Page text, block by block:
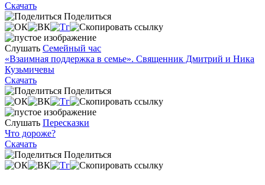
Скачать
Поделиться
Слушать Семейный час
«Взаимная поддержка в семье». Священник Дмитрий и Ника
Кузьмичевы
Скачать
Поделиться
Слушать Пересказки
Что дороже?
Скачать
Поделиться